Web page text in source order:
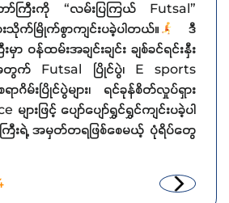
ာ်ကြီးကို “လမ်းပြကြယ် Futsal”
မြိုက်စွာကျင်းပခဲ့ပါတယ်။
ဒီ
ာ ဝန်ထမ်းအချင်းချင်း ချစ်ခင်ရင်းနှီး
တွက် Futsal ပြိုင်ပွဲ၊ E sports
ာဂိမ်းပြိုင်ပွဲများ၊ ရင်ခုန်စိတ်လှုပ်ရှား
ျားဖြင့် ပျော်ပျော်ရွှင်ရွှင်ကျင်းပခဲ့ပါ
ြီးရဲ့ အမှတ်တရဖြစ်စေမယ့် ပုံရိပ်တွေ